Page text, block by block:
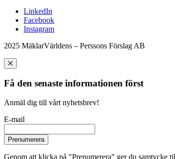
LinkedIn
Facebook
Instagram
2025 MäklarVärldens – Perssons Förslag AB
Få den senaste informationen först
Anmäl dig till vårt nyhetsbrev!
E-mail
Prenumerera
Genom att klicka på "Prenumerera" ger du samtycke